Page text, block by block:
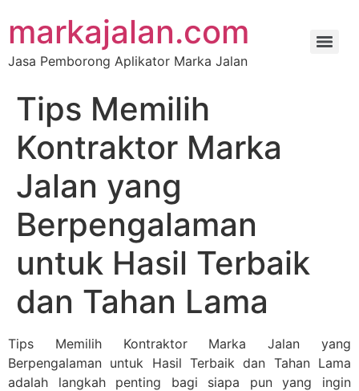
markajalan.com
Jasa Pemborong Aplikator Marka Jalan
Tips Memilih
Kontraktor Marka
Jalan yang
Berpengalaman
untuk Hasil Terbaik
dan Tahan Lama
Tips Memilih Kontraktor Marka Jalan yang
Berpengalaman untuk Hasil Terbaik dan Tahan Lama
adalah langkah penting bagi siapa pun yang ingin